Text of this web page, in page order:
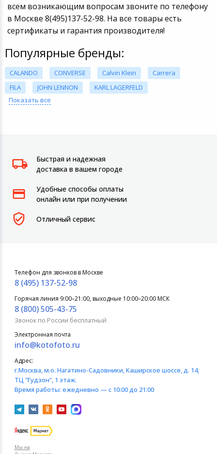
всем возникающим вопросам звоните по телефону
в Москве 8(495)137-52-98. На все товары есть
сертификаты и гарантия производителя!
Популярные бренды:
CALANDO CONVERSE Calvin Klein
Carrera
FILA
JOHN LENNON
KARL LAGERFELD
Показать все
Быстрая и надежная
доставка в вашем городе
Удобные способы оплаты
онлайн или при получении
Отличный сервис
Мы на
Телефон для звонков в Москве
8 (495) 137-52-98
Горячая линия 9:00–21:00, выходные 10:00–20:00 МСК
8 (800) 505-43-75
Звонок по России бесплатный
Электронная почта
info@kotofoto.ru
Адрес:
г.Москва, м.о. Нагатино-Садовники, Каширское шоссе, д. 14,
ТЦ "Гудзон", 1 этаж.
Время работы: ежедневно — с 10:00 до 21:00